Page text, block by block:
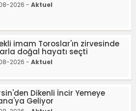
2026 - Aktuel
imam Toroslar'ın zirvesinde
doğal hayatı seçti
2026 - Aktuel
Dikenli İncir Yemeye
Geliyor